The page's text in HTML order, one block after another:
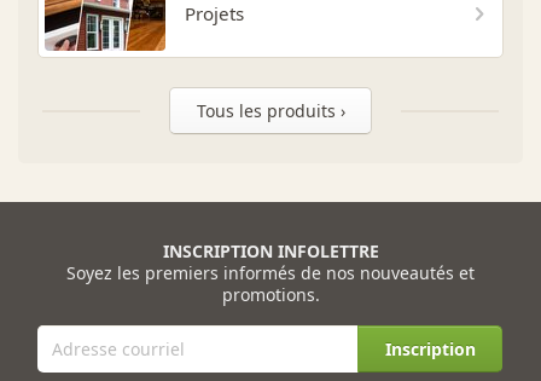
Projets
Tous les produits ›
INSCRIPTION INFOLETTRE
Soyez les premiers informés de nos nouveautés et
promotions.
Inscription